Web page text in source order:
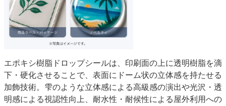
エポキシ樹脂ドロップシールは、印刷面の上に透明樹脂を滴
下・硬化させることで、表面にドーム状の立体感を持たせる
加飾技術。雫のような立体感による高級感の演出や光沢・透
明感による視認性向上、耐水性・耐候性による屋外利用への